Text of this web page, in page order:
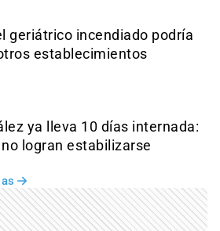
geriátrico incendiado podría
establecimientos
ya lleva 10 días internada:
logran estabilizarse